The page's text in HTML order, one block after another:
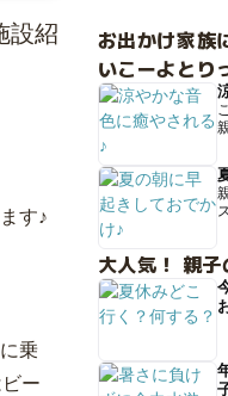
設紹
す♪
乗
ー
お出かけ家族
いこーよとり
大人気！ 親